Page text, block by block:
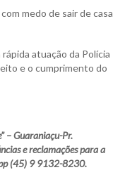
medo de sair de casa
atuação da Polícia
e o cumprimento do
– Guaraniaçu-Pr.
e reclamações para a
(45) 9 9132-8230.